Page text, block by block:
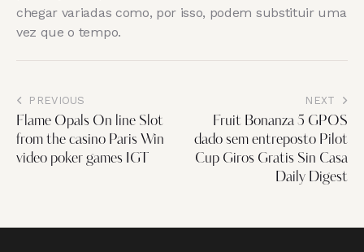
chegar variadas como, por isso, podem substituir uma
vez que o tempo.
PREVIOUS
Flame Opals On line Slot
from the casino Paris Win
video poker games IGT
NEXT
Fruit Bonanza 5 GPOS
dado sem entreposto Pilot
Cup Giros Gratis Sin Casa
Daily Digest